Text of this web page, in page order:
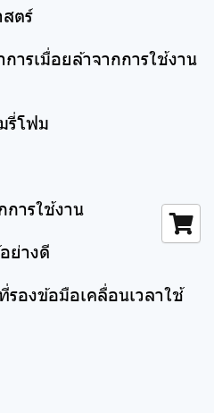
ตร์
ารเมื่อยล้าจากการใช้งาน
รี่โฟม
ารใช้งาน
ย่างดี
องข้อมือเคลื่อนเวลาใช้